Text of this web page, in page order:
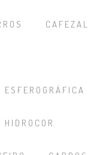
CAFEZAL
ESFEROGRÁFICA
HIDROCOR